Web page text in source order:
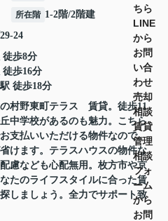
ちら
LINE
から
お問
い合
わせ
売却
相談
賃貸
管理
相談
フォ
ーム
から
お問
所在階 1-2階/2階建
29-24
徒歩8分
徒歩16分
駅 徒歩18分
村野東町テラス 賃貸。徒歩11
中学校があるのも魅力。こちら
支払いいただける物件なので、
けます。テラスハウスの物件な
慮なども心配無用。枚方市や京
たのライフスタイルに合った賃
しましょう。全力でサポート致